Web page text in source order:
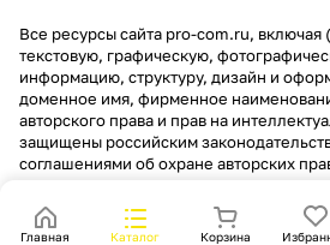
Главная Каталог Корзина
Все ресурсы сайта pro-com.ru, включая
текстовую, графическую,
информацию, структуру, дизайн и
доменное имя, фирменное
авторского права и прав на
защищены российским
соглашениями об охране авторских